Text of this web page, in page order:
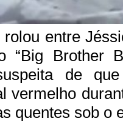
entre
“Big Brother
de
vermelho
quentes sob o